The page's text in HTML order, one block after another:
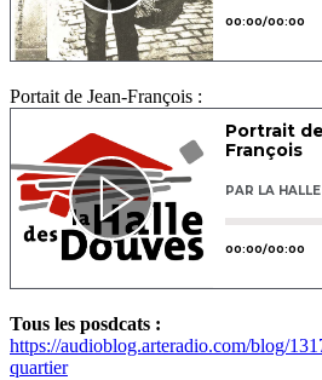
Portait de Jean-François :
Tous les posdcats :
https://audioblog.arteradio.com/blog/
quartier